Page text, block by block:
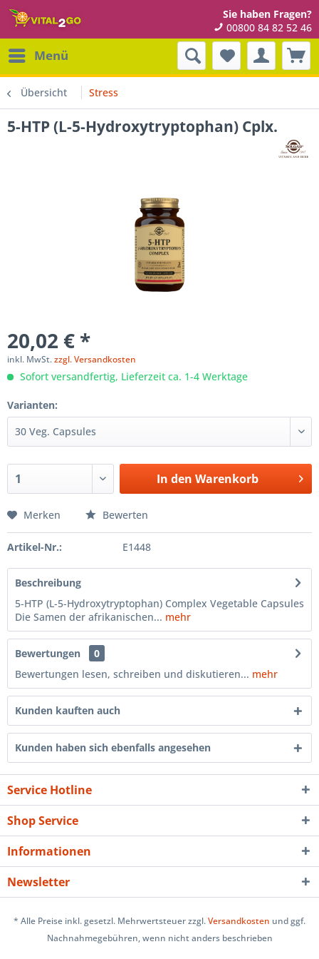
Sie haben Fragen?
00800 84 82 52 46
Menü
Übersicht Stress
5-HTP (L-5-Hydroxytryptophan) Cplx.
20,02 € *
inkl. MwSt.zzgl. Versandkosten
Sofort versandfertig, Lieferzeit ca. 1-4 Werktage
Varianten:
In den Warenkorb
Merken Bewerten
Artikel-Nr.: E1448
Beschreibung
5-HTP (L-5-Hydroxytryptophan) Complex Vegetable Capsules
Die Samen der afrikanischen... mehr
Bewertungen
0
Bewertungen lesen, schreiben und diskutieren... mehr
Kunden kauften auch
Kunden haben sich ebenfalls angesehen
Service Hotline
Shop Service
Informationen
Newsletter
* Alle Preise inkl. gesetzl. Mehrwertsteuer zzgl.Versandkosten und ggf.
Nachnahmegebühren, wenn nicht anders beschrieben